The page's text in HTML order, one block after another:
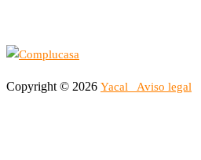
Copyright © 2026 Yacal Aviso legal